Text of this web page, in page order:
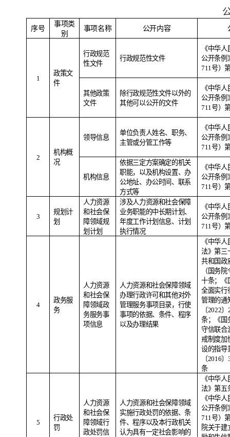
序号
事项类
别
事项名称 公开内容
1
政策文
件
行政规范
性文件
行政规范性文件
《中华
公开条例
711 号）
其他政策
文件
除行政规范性文件以外的
其他可以公开的文件
《中华
公开条例
711 号）
2
机构概
况
领导信息
单位负责人姓名、职务、
主管或分管工作等
《中华
公开条例
711 号）
机构信息
依据三定方案确定的机关
职能，以及机构设置、办
公地址、办公时间、联系
方式等
《中华
公开条例
711 号）
3
规划计
划
人力资源
和社会保
障领域规
划计划
涉及人力资源和社会保障
业务职能的中长期计划、
年度工作计划信息、计划
执行情况
《中华
公开条例
711 号）
4
政务服
务
人力资源
和社会保
障领域政
务服务事
项信息
人力资源和社会保障领域
办理行政许可和其他对外
管理服务事项目录，行使
事项的依据、条件、程序
以及办理结果
《中华
法》第三
共和国政
（国务院
十条；《
全面实行
管理的通
〔2022〕
条；《国
守信联合
戒制度加
设的指导
〔2016〕
条
5
行政处
罚
人力资源
和社会保
障领域行
政处罚信
人力资源和社会保障领域
实施行政处罚的依据、条
件、程序以及本行政机关
认为具有一定社会影响的
《中华
法》第五
《中华
公开条例
711 号）
院关于建